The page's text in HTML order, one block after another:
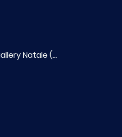
Natale (...